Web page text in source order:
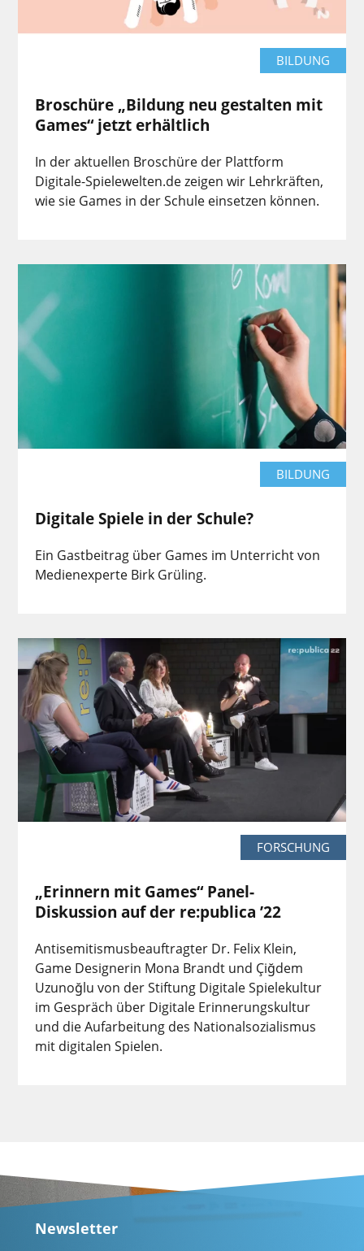
BILDUNG
Broschüre „Bildung neu gestalten mit
Games“ jetzt erhältlich
In der aktuellen Broschüre der Plattform
Digitale-Spielewelten.de zeigen wir Lehrkräften,
wie sie Games in der Schule einsetzen können.
BILDUNG
Digitale Spiele in der Schule?
Ein Gastbeitrag über Games im Unterricht von
Medienexperte Birk Grüling.
FORSCHUNG
„Erinnern mit Games“ Panel-
Diskussion auf der re:publica ’22
Antisemitismusbeauftragter Dr. Felix Klein,
Game Designerin Mona Brandt und Çiğdem
Uzunoğlu von der Stiftung Digitale Spielekultur
im Gespräch über Digitale Erinnerungskultur
und die Aufarbeitung des Nationalsozialismus
mit digitalen Spielen.
Newsletter